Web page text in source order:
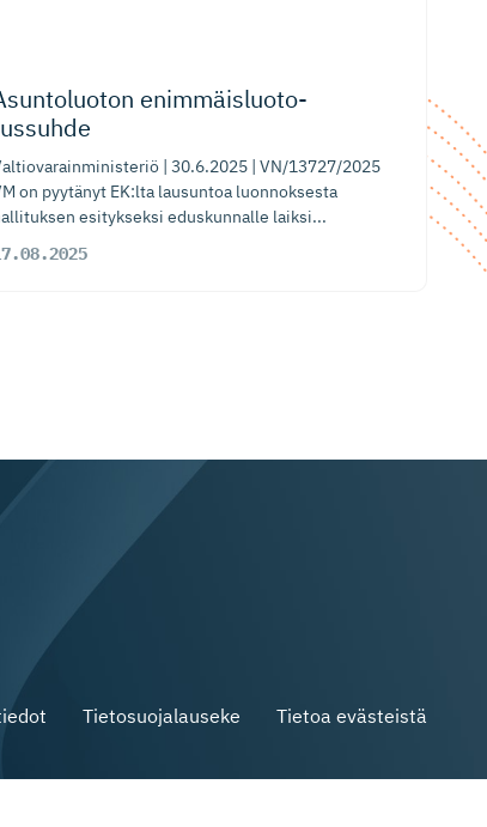
enimmäisluo­to­
| 30.6.2025 | VN/13727/2025
on pyytänyt EK:lta lausuntoa luonnoksesta
esitykseksi eduskunnalle laiksi...
Tietosuojalauseke Tietoa evästeistä